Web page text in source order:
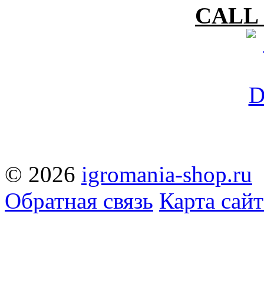
CALL
© 2026 igromania-shop.ru
Обратная связь Карта